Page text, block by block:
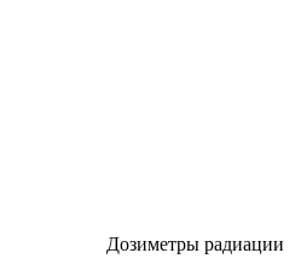
Дозиметры радиации